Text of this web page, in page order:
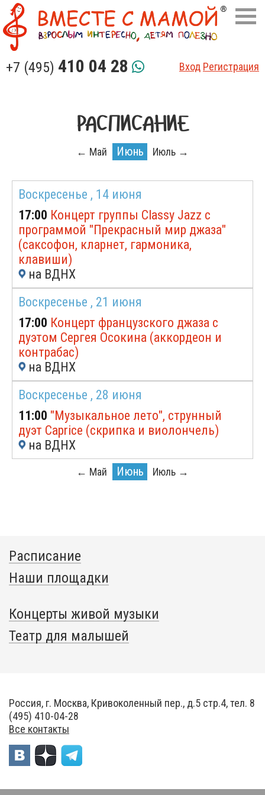
+7 (495) 410 04 28 Вход Регистрация
РАСПИСАНИЕ
← Май Июнь Июль →
Воскресенье , 14 июня
17:00 Концерт группы Classy Jazz с
программой "Прекрасный мир джаза"
(саксофон, кларнет, гармоника,
клавиши)
на ВДНХ
Воскресенье , 21 июня
17:00 Концерт французского джаза с
дуэтом Сергея Осокина (аккордеон и
контрабас)
на ВДНХ
Воскресенье , 28 июня
11:00 "Музыкальное лето", струнный
дуэт Caprice (скрипка и виолончель)
на ВДНХ
← Май Июнь Июль →
Расписание
Наши площадки
Концерты живой музыки
Театр для малышей
Россия, г. Москва, Кривоколенный пер., д.5 стр.4, тел. 8
(495) 410-04-28
Все контакты